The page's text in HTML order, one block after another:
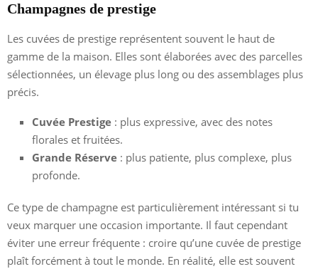
Champagnes de prestige
Les cuvées de prestige représentent souvent le haut de
gamme de la maison. Elles sont élaborées avec des parcelles
sélectionnées, un élevage plus long ou des assemblages plus
précis.
Cuvée Prestige : plus expressive, avec des notes
florales et fruitées.
Grande Réserve : plus patiente, plus complexe, plus
profonde.
Ce type de champagne est particulièrement intéressant si tu
veux marquer une occasion importante. Il faut cependant
éviter une erreur fréquente : croire qu’une cuvée de prestige
plaît forcément à tout le monde. En réalité, elle est souvent